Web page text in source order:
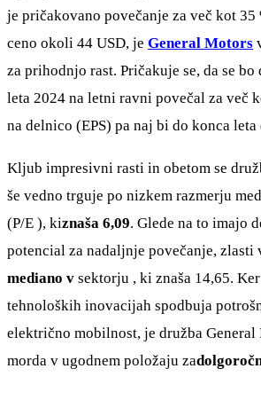
je pričakovano povečanje za več kot 35
ceno okoli 44 USD, je General Motors
za prihodnjo rast. Pričakuje se, da se
leta 2024 na letni ravni povečal za več
na delnico (EPS) pa naj bi do konca leta
Kljub impresivni rasti in obetom se
še vedno trguje po nizkem razmerju
(P/E ), kiznaša 6,09. Glede na to imajo
potencial za nadaljnje povečanje, zlasti
mediano v sektorju , ki znaša 14,65.
tehnoloških inovacijah spodbuja
električno mobilnost, je družba General
morda v ugodnem položaju za